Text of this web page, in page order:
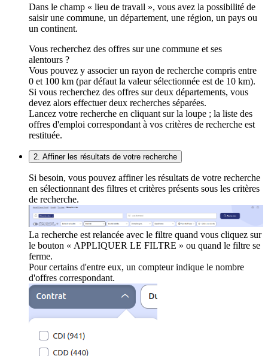
Dans le champ « lieu de travail », vous avez la possibilité de
saisir une commune, un département, une région, un pays ou
un continent.
Vous recherchez des offres sur une commune et ses
alentours ?
Vous pouvez y associer un rayon de recherche compris entre
0 et 100 km (par défaut la valeur sélectionnée est de 10 km).
Si vous recherchez des offres sur deux départements, vous
devez alors effectuer deux recherches séparées.
Lancez votre recherche en cliquant sur la loupe ; la liste des
offres d'emploi correspondant à vos critères de recherche est
restituée.
2. Affiner les résultats de votre recherche
Si besoin, vous pouvez affiner les résultats de votre recherche
en sélectionnant des filtres et critères présents sous les critères
de recherche.
La recherche est relancée avec le filtre quand vous cliquez sur
le bouton « APPLIQUER LE FILTRE » ou quand le filtre se
ferme.
Pour certains d'entre eux, un compteur indique le nombre
d'offres correspondant.